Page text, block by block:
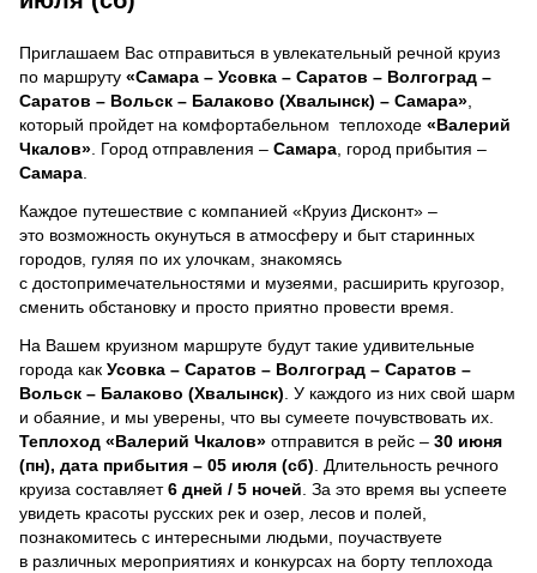
Приглашаем Вас отправиться в увлекательный речной круиз
по маршруту «Самара – Усовка – Саратов – Волгоград –
Саратов – Вольск – Балаково (Хвалынск) – Самара»
который пройдет на комфортабельном теплоходе «Валерий
Чкалов» . Город отправления – Самара , город прибытия –
Самара
Каждое путешествие с компанией «Круиз Дисконт» –
это возможность окунуться в атмосферу и быт старинных
городов, гуляя по их улочкам, знакомясь
с достопримечательностями и музеями, расширить кругозор,
сменить обстановку и просто приятно провести время.
На Вашем круизном маршруте будут такие удивительные
города как Усовка – Саратов – Волгоград – Саратов –
Вольск – Балаково (Хвалынск) . У каждого из них свой шарм
и обаяние, и мы уверены, что вы сумеете почувствовать их.
Теплоход «Валерий Чкалов» отправится в рейс – 30 июня
(пн), дата прибытия – 05 июля (сб) . Длительность речного
круиза составляет6 дней / 5 ночей За это время вы успеете
увидеть красоты русских рек и озер, лесов и полей,
познакомитесь с интересными людьми, поучаствуете
в различных мероприятиях и конкурсах на борту теплохода